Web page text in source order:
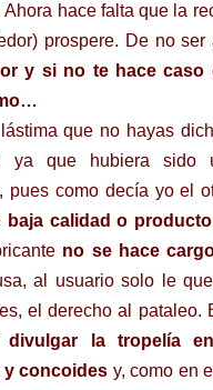
Ahora hace falta que la
prospere. De no ser
y si no te hace caso
que no hayas
ya que hubiera sido
pues como decía yo el
baja calidad o
no se hace
al usuario solo le
el derecho al pataleo.
divulgar la tropelía
y concoides y, como en